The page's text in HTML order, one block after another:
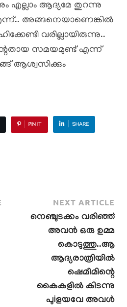
എല്ലാം ആദ്യമേ തുറന്നു
അങ്ങനെയാണെങ്കിൽ
വരില്ലായിരുന്നു..
സമയമുണ്ട് എന്ന്
ആശ്വസിക്കും
PIN IT SHARE
NEXT ARTICLE
നെഞ്ചുടക്കം വരിഞ്ഞ്
അവൻ ഒരു ഉമ്മ
കൊടുത്തു..ആ
ആദ്യരാത്രിയിൽ
ഷെമീമിന്റെ
കൈകളിൽ കിടന്നു
പുiളയവേ അവൾ